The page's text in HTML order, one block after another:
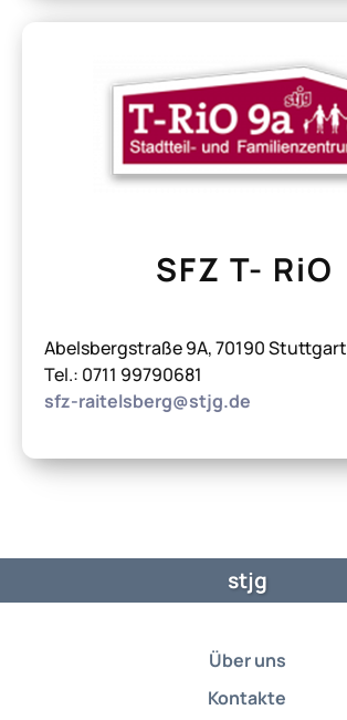
SFZ T- RiO
Abelsbergstraße 9A, 70190 Stuttgart
Tel.: 0711 99790681
sfz-raitelsberg@stjg.de
stjg
Über uns
Kontakte